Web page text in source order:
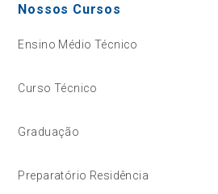
Nossos Cursos
Ensino Médio Técnico
Curso Técnico
Graduação
Preparatório Residência